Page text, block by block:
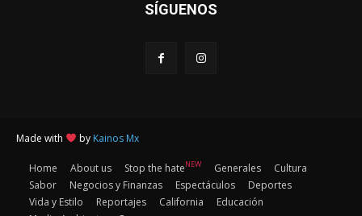
SÍGUENOS
Made with by Kainos Mx
Home About us Stop the hateNEW Generales
Cultura
Sabor
Negocios y Finanzas Espectáculos
Deportes
Vida y Estilo
Reportajes California
Educación